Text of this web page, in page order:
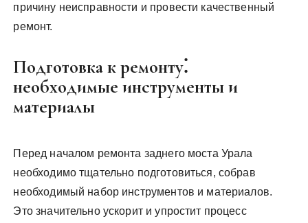
причину неисправности и провести качественный
ремонт.
Подготовка к ремонту⁚
необходимые инструменты и
материалы
Перед началом ремонта заднего моста Урала
необходимо тщательно подготовиться, собрав
необходимый набор инструментов и материалов.
Это значительно ускорит и упростит процесс